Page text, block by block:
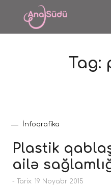
Tag:
İnfoqrafika
Plastik
ailə
- Tarix: 19 Noyabr 2015